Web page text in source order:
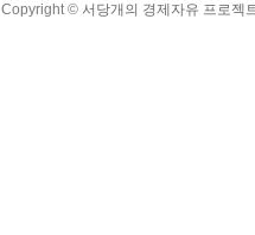
Copyright © 서당개의 경제자유 프로젝